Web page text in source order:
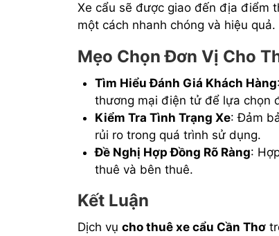
Xe cẩu sẽ được giao đến địa điểm
một cách nhanh chóng và hiệu quả.
Mẹo Chọn Đơn Vị Cho
Tìm Hiểu Đánh Giá Khách Hàng
thương mại điện tử để lựa chọn
Kiểm Tra Tình Trạng Xe: Đảm
rủi ro trong quá trình sử dụng.
Đề Nghị Hợp Đồng Rõ Ràng:
thuê và bên thuê.
Kết Luận
Dịch vụ cho thuê xe cẩu Cần Thơ